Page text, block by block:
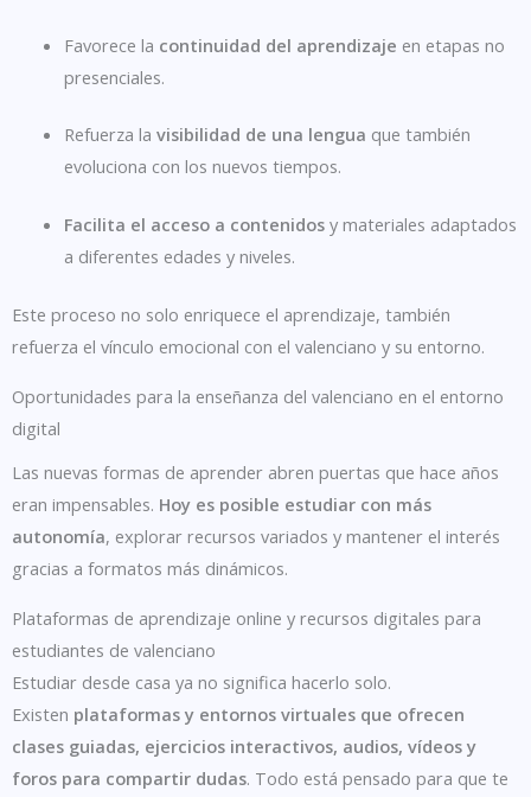
Favorece la continuidad del aprendizaje en etapas no
presenciales.
Refuerza la visibilidad de una lengua que también
evoluciona con los nuevos tiempos.
Facilita el acceso a contenidos y materiales adaptados
a diferentes edades y niveles.
Este proceso no solo enriquece el aprendizaje, también
refuerza el vínculo emocional con el valenciano y su entorno.
Oportunidades para la enseñanza del valenciano en el entorno
digital
Las nuevas formas de aprender abren puertas que hace años
eran impensables. Hoy es posible estudiar con más
autonomía, explorar recursos variados y mantener el interés
gracias a formatos más dinámicos.
Plataformas de aprendizaje online y recursos digitales para
estudiantes de valenciano
Estudiar desde casa ya no significa hacerlo solo.
Existen plataformas y entornos virtuales que ofrecen
clases guiadas, ejercicios interactivos, audios, vídeos y
foros para compartir dudas. Todo está pensado para que te